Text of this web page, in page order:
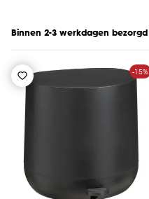
Binnen 2-3 werkdagen bezorgd
-15%